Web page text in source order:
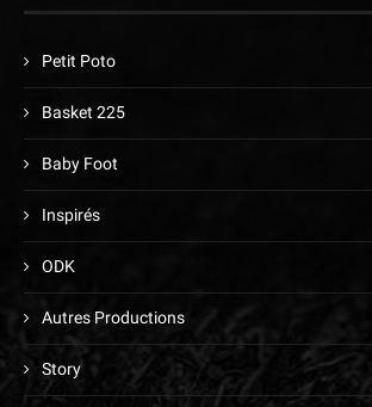
Petit Poto
Basket 225
Baby Foot
Inspirés
ODK
Autres Productions
Story